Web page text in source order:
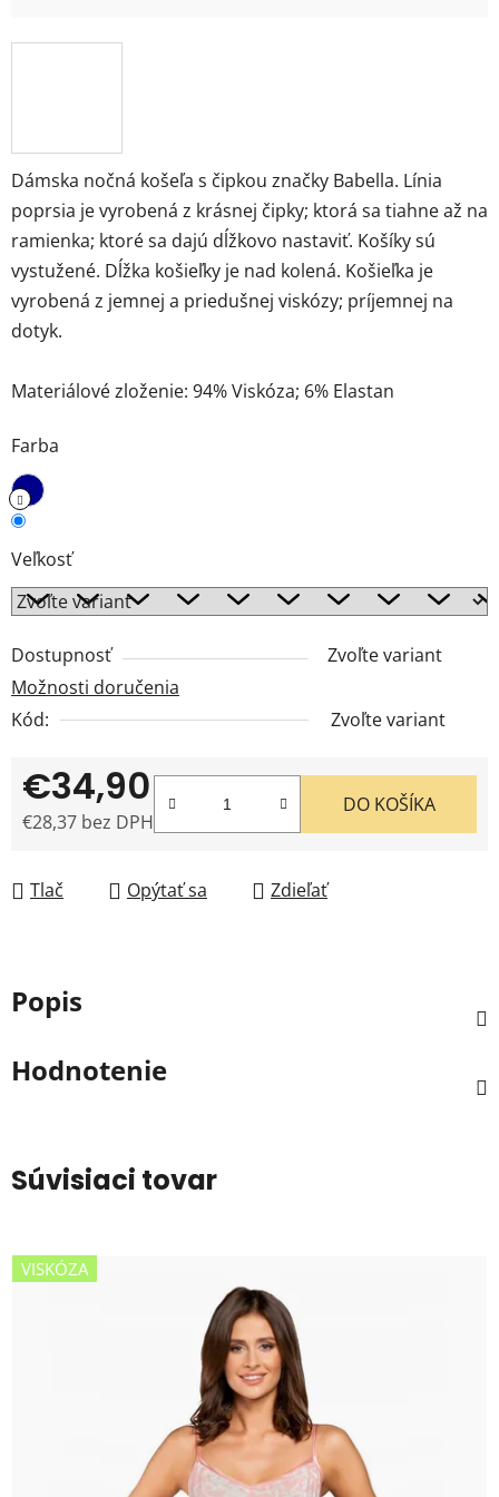
Dámska nočná košeľa s čipkou značky Babella. Línia
poprsia je vyrobená z krásnej čipky; ktorá sa tiahne až na
ramienka; ktoré sa dajú dĺžkovo nastaviť. Košíky sú
vystužené. Dĺžka košieľky je nad kolená. Košieľka je
vyrobená z jemnej a priedušnej viskózy; príjemnej na
dotyk.
Materiálové zloženie: 94% Viskóza; 6% Elastan
Farba
Veľkosť
Dostupnosť
Zvoľte variant
Možnosti doručenia
Kód:
Zvoľte variant
€34,90
€28,37 bez DPH
DO KOŠÍKA
Tlač Opýtať sa Zdieľať
Popis
Hodnotenie
Súvisiaci tovar
VISKÓZA